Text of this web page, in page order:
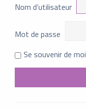
Nom d’utilisateur
Mot de passe
Se souvenir de moi